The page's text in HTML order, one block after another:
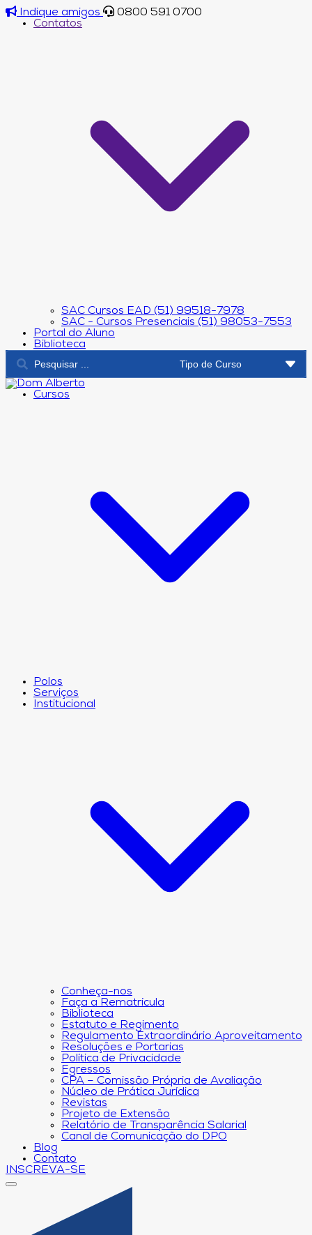
Indique amigos
0800 591 0700
Contatos
SAC Cursos EAD (51) 99518-7978
SAC - Cursos Presenciais (51) 98053-7553
Portal do Aluno
Biblioteca
Cursos
Polos
Serviços
Institucional
Conheça-nos
Faça a Rematrícula
Biblioteca
Estatuto e Regimento
Regulamento Extraordinário Aproveitamento
Resoluções e Portarias
Política de Privacidade
Egressos
CPA – Comissão Própria de Avaliação
Núcleo de Prática Jurídica
Revistas
Projeto de Extensão
Relatório de Transparência Salarial
Canal de Comunicação do DPO
Blog
Contato
INSCREVA-SE